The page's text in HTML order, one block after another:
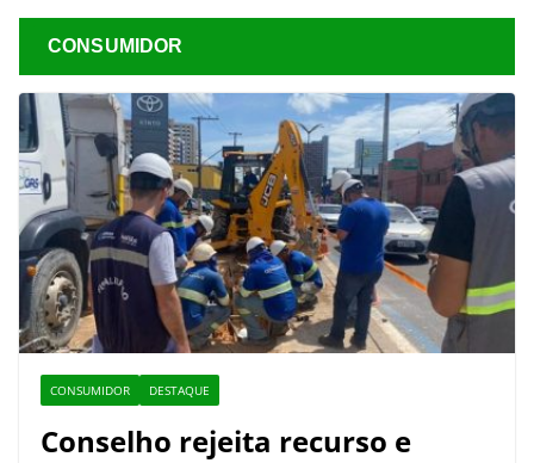
CONSUMIDOR
CONSUMIDOR DESTAQUE
Conselho rejeita recurso e